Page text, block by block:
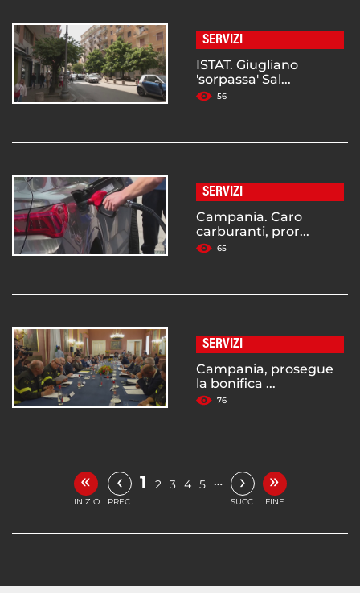
SERVIZI
ISTAT. Giugliano
'sorpassa' Sal...
56
SERVIZI
Campania. Caro
carburanti, pror...
65
SERVIZI
Campania, prosegue
la bonifica ...
76
«
INIZIO
‹
PREC.
1 2 3 4 5 … ›
SUCC.
»
FINE